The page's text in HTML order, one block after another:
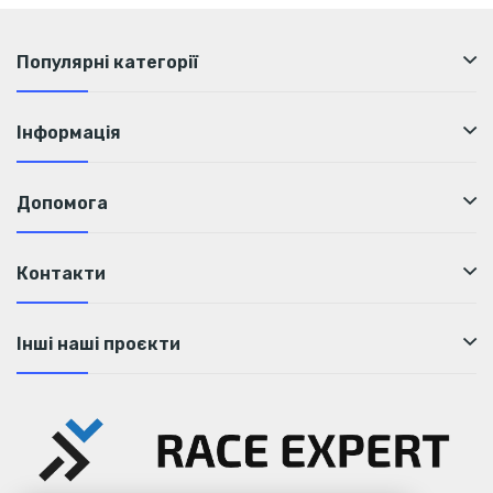
Склад:
антислежувальні агенти (стеарат магнію, діоксид кремнію).
Популярні категорії
Інформація
Допомога
Контакти
Інші наші проєкти